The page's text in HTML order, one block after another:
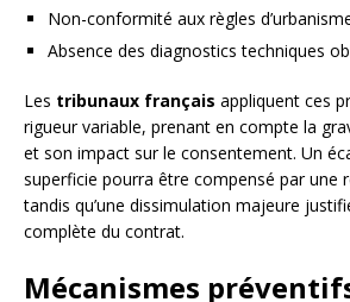
Non-conformité aux règles
Absence des diagnostics techniques
Les tribunaux français appliquent ces
rigueur variable, prenant en compte la
et son impact sur le consentement. Un
superficie pourra être compensé par une
tandis qu’une dissimulation majeure
complète du contrat.
Mécanismes